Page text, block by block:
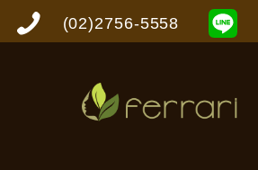
(02)2756-5558